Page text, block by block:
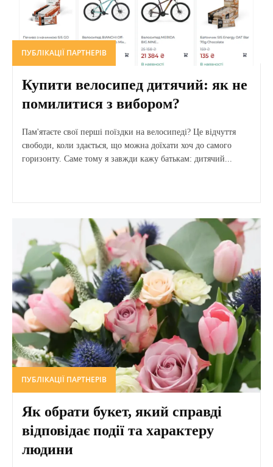
ПУБЛІКАЦІЇ ПАРТНЕРІВ
Купити велосипед дитячий: як не
помилитися з вибором?
Пам'ятаєте свої перші поїздки на велосипеді? Це відчуття
свободи, коли здається, що можна доїхати хоч до самого
горизонту. Саме тому я завжди кажу батькам: дитячий...
ПУБЛІКАЦІЇ ПАРТНЕРІВ
Як обрати букет, який справді
відповідає події та характеру
людини